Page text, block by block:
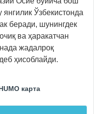
Ўзбекистонда
беради, шунингдек
ва ҳаракатчан
жадалроқ
ҳисоблайди.
карта